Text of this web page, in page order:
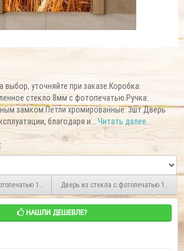
выбор, уточняйте при заказе.Коробка:
стекло 8мм c фотопечатью.Ручка:
замком.Петли хромированные: 3шт.Дверь
благодаря и... Читать далее...
190*70 F243Дверь из стекла с фотопечатью 190*70
НАШЛИ ДЕШЕВЛЕ?